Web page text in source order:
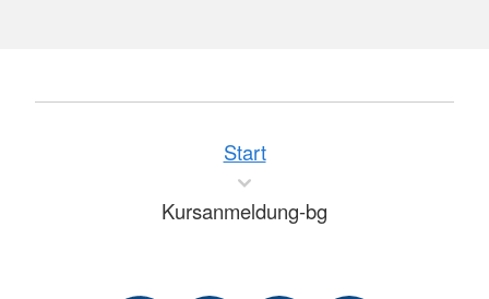
Start
Kursanmeldung-bg